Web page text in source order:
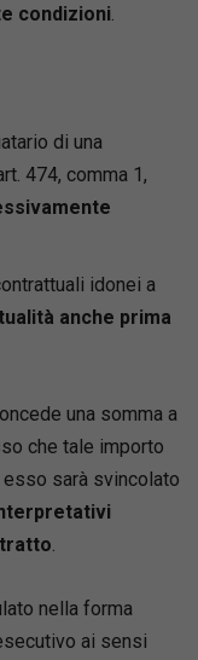
condizioni
di una
474, comma 1,
idonei a
anche prima
una somma a
che tale importo
sarà svincolato
nella forma
ai sensi